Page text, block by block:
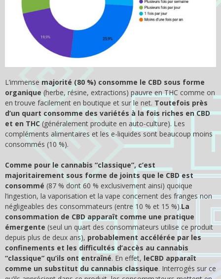
L’immense majorité (80 %) consomme le CBD sous forme
organique (herbe, résine, extractions) pauvre en THC comme on
en trouve facilement en boutique et sur le net. Toutefois près
d’un quart consomme des variétés à la fois riches en CBD
et en THC (généralement produite en auto-culture). Les
compléments alimentaires et les e-liquides sont beaucoup moins
consommés (10 %).
Comme pour le cannabis “classique”, c’est
majoritairement sous forme de joints que le CBD est
consommé (87 % dont 60 % exclusivement ainsi) quoique
l’ingestion, la vaporisation et la vape concernent des franges non
négligeables des consommateurs (entre 10 % et 15 %).La
consommation de CBD apparaît comme une pratique
émergente (seul un quart des consommateurs utilise ce produit
depuis plus de deux ans), probablement accélérée par les
confinements et les difficultés d’accès au cannabis
“classique” qu’ils ont entraîné. En effet, leCBD apparaît
comme un substitut du cannabis classique. Interrogés sur ce